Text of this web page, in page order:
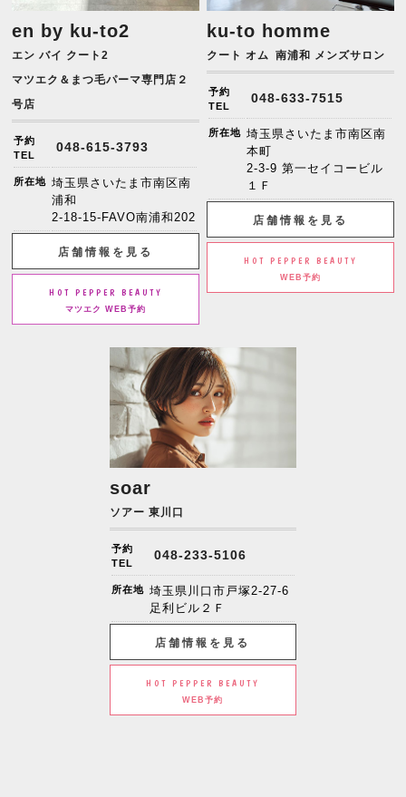
en by ku-to2
エン バイ クート2
マツエク＆まつ毛パーマ専門店２
号店
予約
TEL
048-615-3793
所在地 埼玉県さいたま市南区南
浦和
2-18-15-FAVO南浦和202
店舗情報を見る
HOT PEPPER BEAUTY
マツエク WEB予約
ku-to homme
クート オム 南浦和 メンズサロン
予約
TEL
048-633-7515
所在地 埼玉県さいたま市南区南
本町
2-3-9 第一セイコービル
１Ｆ
店舗情報を見る
HOT PEPPER BEAUTY
WEB予約
soar
ソアー 東川口
予約
TEL
048-233-5106
所在地 埼玉県川口市戸塚2-27-6
足利ビル２Ｆ
店舗情報を見る
HOT PEPPER BEAUTY
WEB予約